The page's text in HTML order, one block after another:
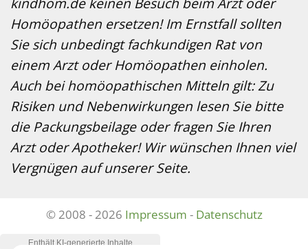
Homöopathen ersetzen! Im Ernstfall sollten
Sie sich unbedingt fachkundigen Rat von
einem Arzt oder Homöopathen einholen.
Auch bei homöopathischen Mitteln gilt: Zu
Risiken und Nebenwirkungen lesen Sie bitte
die Packungsbeilage oder fragen Sie Ihren
Arzt oder Apotheker! Wir wünschen Ihnen viel
Vergnügen auf unserer Seite.
© 2008 - 2026 Impressum - Datenschutz